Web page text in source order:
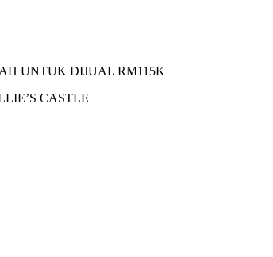
UNTUK DIJUAL RM115K
CASTLE